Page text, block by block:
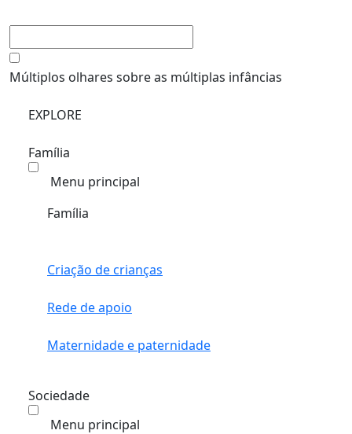
Múltiplos olhares sobre as múltiplas infâncias
EXPLORE
Família
Menu principal
Família
Criação de crianças
Rede de apoio
Maternidade e paternidade
Sociedade
Menu principal